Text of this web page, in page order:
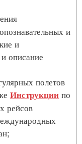
и
и
описание
полетов
Инструкции по
рейсов